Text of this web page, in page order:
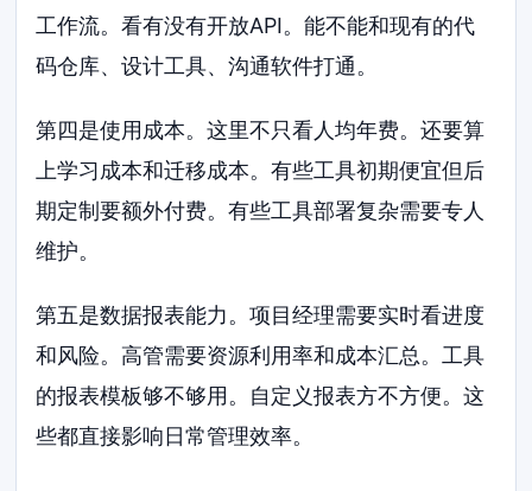
工作流。看有没有开放API。能不能和现有的代
码仓库、设计工具、沟通软件打通。
第四是使用成本。这里不只看人均年费。还要算
上学习成本和迁移成本。有些工具初期便宜但后
期定制要额外付费。有些工具部署复杂需要专人
维护。
第五是数据报表能力。项目经理需要实时看进度
和风险。高管需要资源利用率和成本汇总。工具
的报表模板够不够用。自定义报表方不方便。这
些都直接影响日常管理效率。